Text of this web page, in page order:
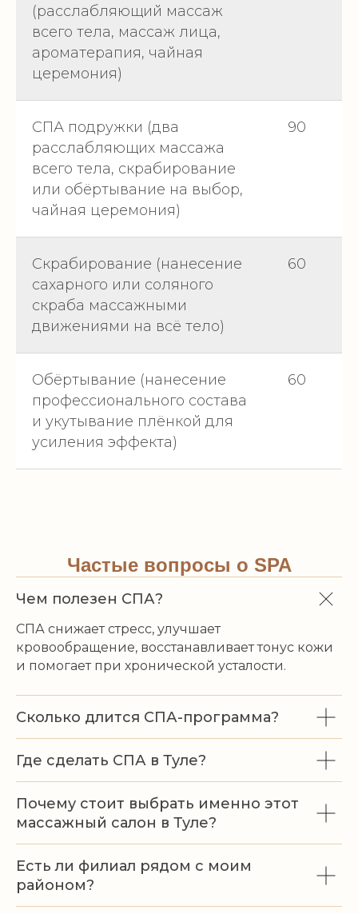
(расслабляющий массаж
всего тела, массаж лица,
ароматерапия, чайная
церемония)
СПА подружки (два
расслабляющих массажа
всего тела, скрабирование
или обёртывание на выбор,
чайная церемония)
90
Скрабирование (нанесение
сахарного или соляного
скраба массажными
движениями на всё тело)
60
Обёртывание (нанесение
профессионального состава
и укутывание плёнкой для
усиления эффекта)
60
Частые вопросы о SPA
Чем полезен СПА?
СПА снижает стресс, улучшает
кровообращение, восстанавливает тонус кожи
и помогает при хронической усталости.
Сколько длится СПА-программа?
Где сделать СПА в Туле?
Почему стоит выбрать именно этот
массажный салон в Туле?
Есть ли филиал рядом с моим
районом?